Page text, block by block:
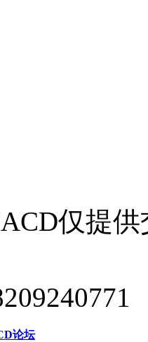
仅提
论坛